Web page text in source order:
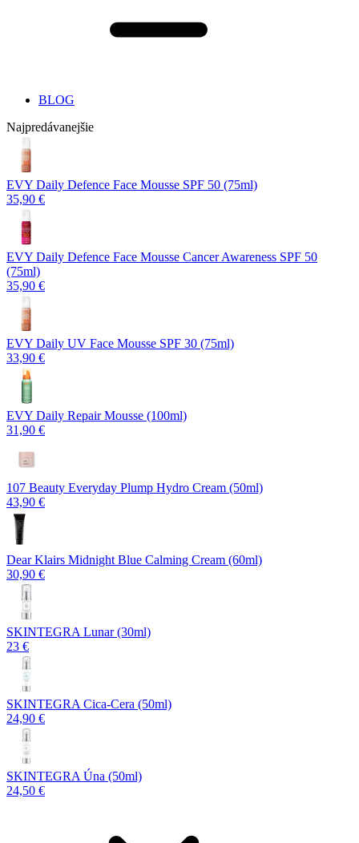
BLOG
Najpredávanejšie
EVY Daily Defence Face Mousse SPF 50 (75ml)
35,90 €
EVY Daily Defence Face Mousse Cancer Awareness SPF 50
(75ml)
35,90 €
EVY Daily UV Face Mousse SPF 30 (75ml)
33,90 €
EVY Daily Repair Mousse (100ml)
31,90 €
107 Beauty Everyday Plump Hydro Cream (50ml)
43,90 €
Dear Klairs Midnight Blue Calming Cream (60ml)
30,90 €
SKINTEGRA Lunar (30ml)
23 €
SKINTEGRA Cica-Cera (50ml)
24,90 €
SKINTEGRA Úna (50ml)
24,50 €